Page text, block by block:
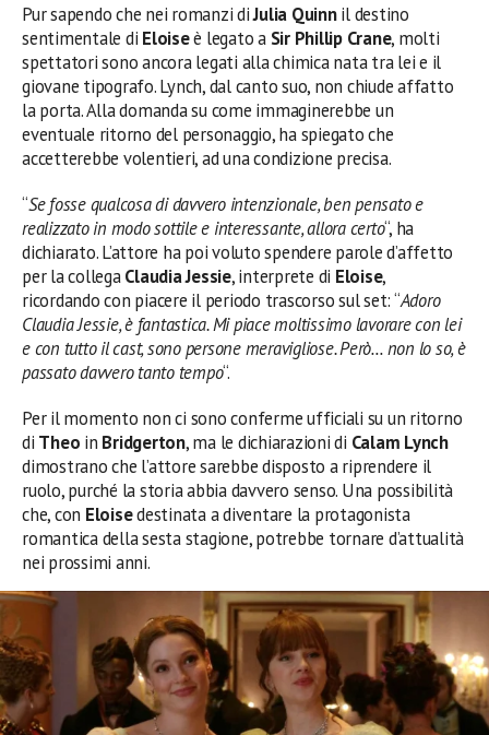
Pur sapendo che nei romanzi diJulia Quinnil destino
sentimentale di Eloiseè legato a Sir Phillip Crane, molti
spettatori sono ancora legati alla chimica nata tra lei e il
giovane tipografo. Lynch, dal canto suo, non chiude affatto
la porta. Alla domanda su come immaginerebbe un
eventuale ritorno del personaggio, ha spiegato che
accetterebbe volentieri, ad una condizione precisa.
“Se fosse qualcosa di davvero intenzionale, ben pensato e
realizzato in modo sottile e interessante, allora certo“, ha
dichiarato. L’attore ha poi voluto spendere parole d’affetto
per la collegaClaudia Jessie, interprete di Eloise,
ricordando con piacere il periodo trascorso sul set: “Adoro
Claudia Jessie, è fantastica. Mi piace moltissimo lavorare con lei
e con tutto il cast, sono persone meravigliose. Però… non lo so, è
passato davvero tanto tempo“.
Per il momento non ci sono conferme ufficiali su un ritorno
di Theo in Bridgerton, ma le dichiarazioni di Calam Lynch
dimostrano che l’attore sarebbe disposto a riprendere il
ruolo, purché la storia abbia davvero senso. Una possibilità
che, con Eloisedestinata a diventare la protagonista
romantica della sesta stagione, potrebbe tornare d’attualità
nei prossimi anni.